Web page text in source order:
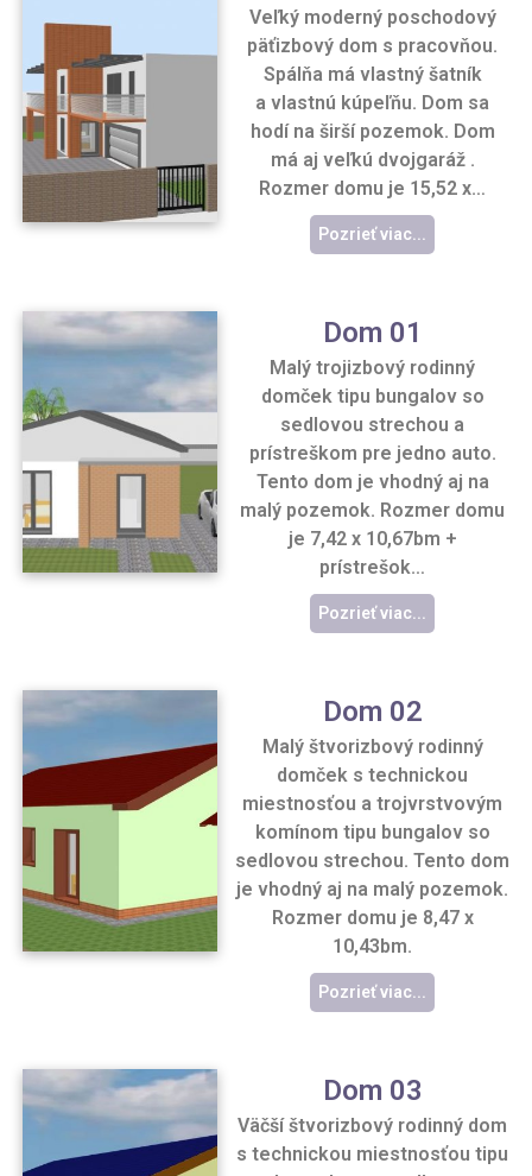
Veľký moderný poschodový
päťizbový dom s pracovňou.
Spálňa má vlastný šatník
a vlastnú kúpeľňu. Dom sa
hodí na širší pozemok. Dom
má aj veľkú dvojgaráž .
Rozmer domu je 15,52 x…
Pozrieť viac...
Dom 01
Malý trojizbový rodinný
domček tipu bungalov so
sedlovou strechou a
prístreškom pre jedno auto.
Tento dom je vhodný aj na
malý pozemok. Rozmer domu
je 7,42 x 10,67bm +
prístrešok…
Pozrieť viac...
Dom 02
Malý štvorizbový rodinný
domček s technickou
miestnosťou a trojvrstvovým
komínom tipu bungalov so
sedlovou strechou. Tento dom
je vhodný aj na malý pozemok.
Rozmer domu je 8,47 x
10,43bm.
Pozrieť viac...
Dom 03
Väčší štvorizbový rodinný dom
s technickou miestnosťou tipu